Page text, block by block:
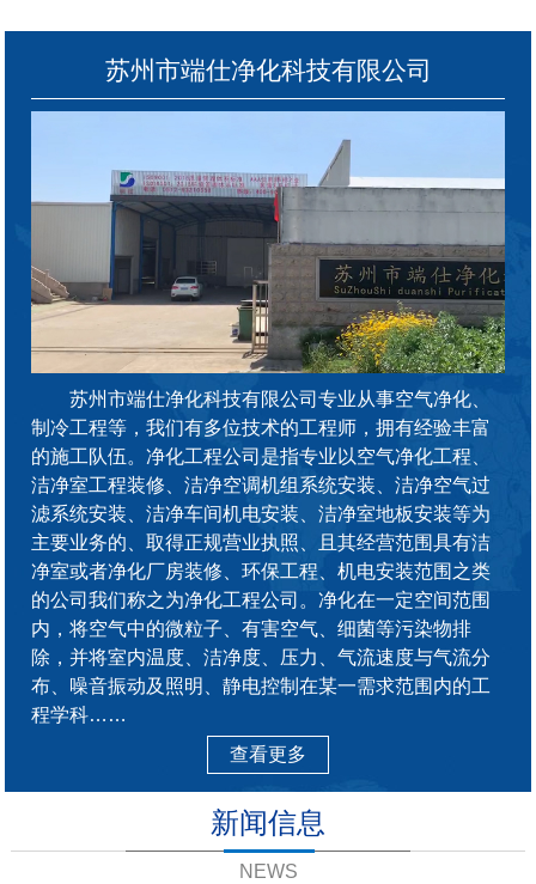
苏州市端仕净化科技有限公司
苏州市端仕净化科技有限公司专业从事空气净化、
制冷工程等，我们有多位技术的工程师，拥有经验丰富
的施工队伍。净化工程公司是指专业以空气净化工程、
洁净室工程装修、洁净空调机组系统安装、洁净空气过
滤系统安装、洁净车间机电安装、洁净室地板安装等为
主要业务的、取得正规营业执照、且其经营范围具有洁
净室或者净化厂房装修、环保工程、机电安装范围之类
的公司我们称之为净化工程公司。净化在一定空间范围
内，将空气中的微粒子、有害空气、细菌等污染物排
除，并将室内温度、洁净度、压力、气流速度与气流分
布、噪音振动及照明、静电控制在某一需求范围内的工
程学科……
查看更多
新闻信息
NEWS